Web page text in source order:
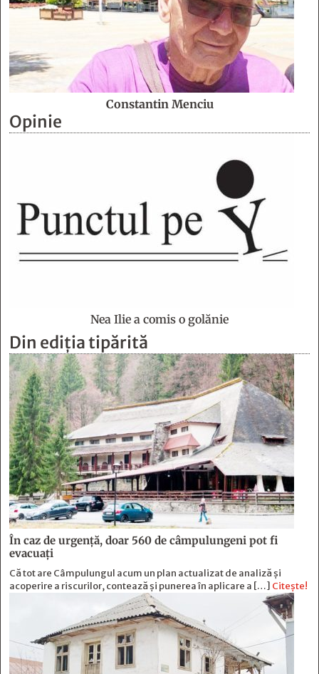
Constantin Menciu
Opinie
Nea Ilie a comis o golănie
Din ediția tipărită
În caz de urgență, doar 560 de câmpulungeni pot fi
evacuați
Că tot are Câmpulungul acum un plan actualizat de analiză și
acoperire a riscurilor, contează și punerea în aplicare a […] Citește!